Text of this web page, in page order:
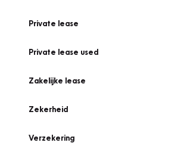
Private lease
Private lease used
Zakelijke lease
Zekerheid
Verzekering